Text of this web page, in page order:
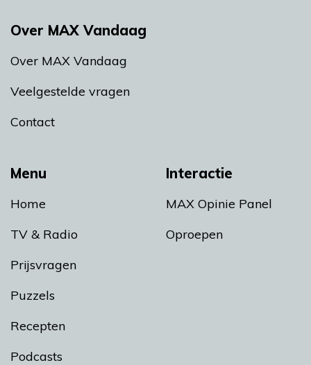
Menu
Home
TV & Radio
Prijsvragen
Puzzels
Recepten
Podcasts
Interactie
MAX Opinie Panel
Oproepen
Over MAX Vandaag
Over MAX Vandaag
Veelgestelde vragen
Contact